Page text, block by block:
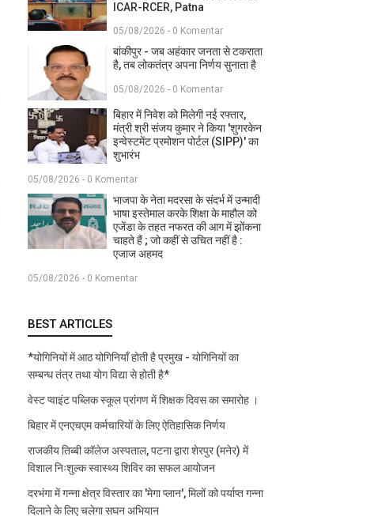
ICAR-RCER, Patna
05/08/2026 - 0 Komentar
बांकीपुर - जब अहंकार जनता से टकराता
है, तब लोकतंत्र अपना निर्णय सुनाता है
05/08/2026 - 0 Komentar
बिहार में निवेश को मिलेगी नई रफ्तार,
मंत्री श्री संजय कुमार ने किया 'शुगरकेन
इन्वेस्टमेंट प्रमोशन पोर्टल (SIPP)' का
शुभारंभ
05/08/2026 - 0 Komentar
भाजपा के नेता मदरसा के संदर्भ में उन्मादी
भाषा इस्तेमाल करके शिक्षा के माहौल को
एजेंडा के तहत नफरत की आग में झोंकना
चाहते हैं ; जो कहीं से उचित नहीं है :
एजाज अहमद
05/08/2026 - 0 Komentar
BEST ARTICLES
*योगिनियों में आठ योगिनियाँ होती है प्रमुख - योगिनियों का
सम्बन्ध तंत्र तथा योग विद्या से होती है*
वेस्ट प्वाइंट पब्लिक स्कूल प्रांगण में शिक्षक दिवस का समारोह ।
बिहार में एनएचएम कर्मचारियों के लिए ऐतिहासिक निर्णय
राजकीय तिब्बी कॉलेज अस्पताल, पटना द्वारा शेरपुर (मनेर) में
विशाल निःशुल्क स्वास्थ्य शिविर का सफल आयोजन
दरभंगा में गन्ना क्षेत्र विस्तार का 'मेगा प्लान', मिलों को पर्याप्त गन्ना
दिलाने के लिए चलेगा सघन अभियान